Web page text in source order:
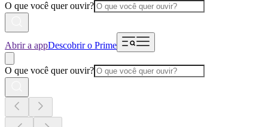
O que você quer ouvir?
Abrir a appDescobrir o Prime
O que você quer ouvir?